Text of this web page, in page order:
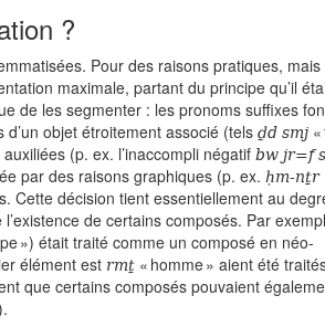
?
Pour des raisons pratiques, mais
maximale, partant du principe qu’il
de les segmenter : les pronoms suffixes
d’un objet étroitement associé (tels ḏd smj
(p. ex. l’inaccompli négatifbw jr=f
par des raisons graphiques (p. ex. ḥm-nṯr
Cette décision tient essentiellement au
de certains composés. Par
») était traité comme un composé en néo-
élément est rmṯ « homme » aient été
que certains composés pouvaient